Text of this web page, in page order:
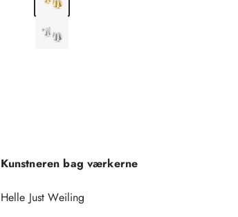
Forsølvet Messing
Kunstneren bag værkerne
Helle Just Weiling